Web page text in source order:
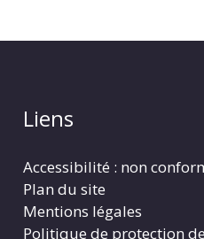
Liens
Accessibilité : non
Plan du site
Mentions légales
Politique de protection